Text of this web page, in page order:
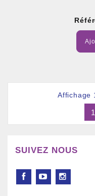
Affichage
1
SUIVEZ NOUS